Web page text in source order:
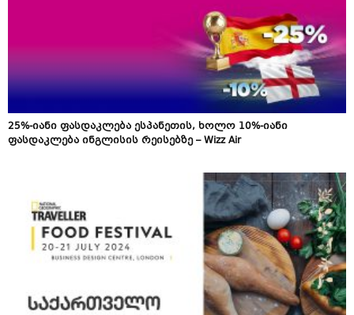
25%-იანი ფასდაკლება ესპანეთის, ხოლო 10%-იანი
ფასდაკლება ინგლისის რეისებზე – Wizz Air